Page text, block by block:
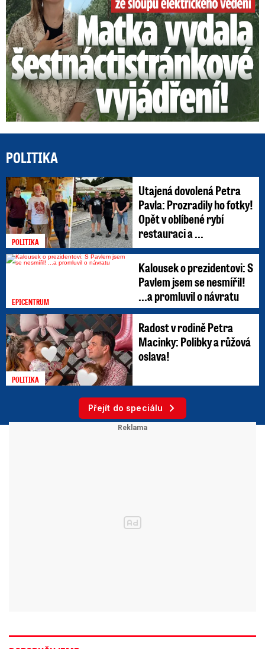
POLITIKA
POLITIKA
Utajená dovolená Petra
Pavla: Prozradily ho fotky!
Opět v oblíbené rybí
restauraci a ...
EPICENTRUM
Kalousek o prezidentovi: S
Pavlem jsem se nesmířil!
...a promluvil o návratu
POLITIKA
Radost v rodině Petra
Macinky: Polibky a růžová
oslava!
Přejít do speciálu